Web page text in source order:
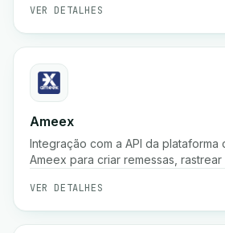
VER DETALHES
Ameex
Integração com a API da
Ameex para criar remessas, rastrear
VER DETALHES